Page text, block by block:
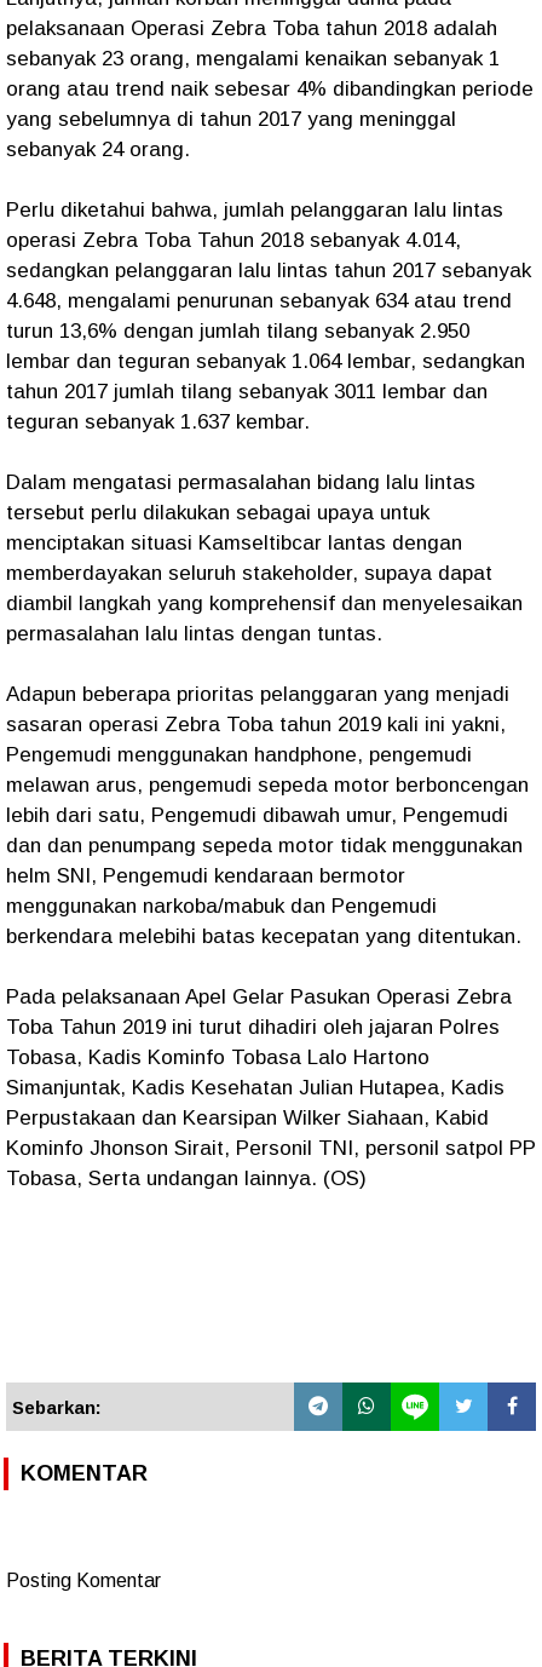
pelaksanaan Operasi Zebra Toba tahun 2018 adalah
sebanyak 23 orang, mengalami kenaikan sebanyak 1
orang atau trend naik sebesar 4% dibandingkan periode
yang sebelumnya di tahun 2017 yang meninggal
sebanyak 24 orang.
Perlu diketahui bahwa, jumlah pelanggaran lalu lintas
operasi Zebra Toba Tahun 2018 sebanyak 4.014,
sedangkan pelanggaran lalu lintas tahun 2017 sebanyak
4.648, mengalami penurunan sebanyak 634 atau trend
turun 13,6% dengan jumlah tilang sebanyak 2.950
lembar dan teguran sebanyak 1.064 lembar, sedangkan
tahun 2017 jumlah tilang sebanyak 3011 lembar dan
teguran sebanyak 1.637 kembar.
Dalam mengatasi permasalahan bidang lalu lintas
tersebut perlu dilakukan sebagai upaya untuk
menciptakan situasi Kamseltibcar lantas dengan
memberdayakan seluruh stakeholder, supaya dapat
diambil langkah yang komprehensif dan menyelesaikan
permasalahan lalu lintas dengan tuntas.
Adapun beberapa prioritas pelanggaran yang menjadi
sasaran operasi Zebra Toba tahun 2019 kali ini yakni,
Pengemudi menggunakan handphone, pengemudi
melawan arus, pengemudi sepeda motor berboncengan
lebih dari satu, Pengemudi dibawah umur, Pengemudi
dan dan penumpang sepeda motor tidak menggunakan
helm SNI, Pengemudi kendaraan bermotor
menggunakan narkoba/mabuk dan Pengemudi
berkendara melebihi batas kecepatan yang ditentukan.
Pada pelaksanaan Apel Gelar Pasukan Operasi Zebra
Toba Tahun 2019 ini turut dihadiri oleh jajaran Polres
Tobasa, Kadis Kominfo Tobasa Lalo Hartono
Simanjuntak, Kadis Kesehatan Julian Hutapea, Kadis
Perpustakaan dan Kearsipan Wilker Siahaan, Kabid
Kominfo Jhonson Sirait, Personil TNI, personil satpol PP
Tobasa, Serta undangan lainnya. (OS)
Sebarkan:
KOMENTAR
Posting Komentar
BERITA TERKINI